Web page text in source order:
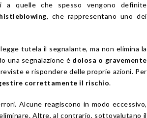
quelle che spesso vengono definite
, che rappresentano uno dei
tutela il segnalante, ma non elimina la
una segnalazione è dolosa o gravemente
e rispondere delle proprie azioni. Per
correttamente il rischio.
Alcune reagiscono in modo eccessivo,
Altre, al contrario, sottovalutano il